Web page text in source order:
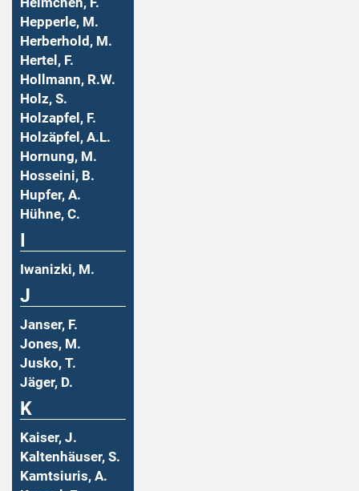
Hepperle, M.
Herberhold, M.
Hertel, F.
Hollmann, R.W.
Holz, S.
Holzapfel, F.
Holzäpfel, A.L.
Hornung, M.
Hosseini, B.
Hupfer, A.
Hühne, C.
Iwanizki, M.
J
Janser, F.
Jones, M.
Jusko, T.
Jäger, D.
K
Kaiser, J.
Kaltenhäuser, S.
Kamtsiuris, A.